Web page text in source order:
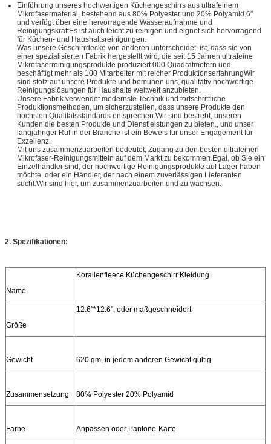
Einführung unseres hochwertigen Küchengeschirrs aus ultrafeinem
Mikrofasermaterial, bestehend aus 80% Polyester und 20% Polyamid.6"
und verfügt über eine hervorragende Wasseraufnahme und
ReinigungskraftEs ist auch leicht zu reinigen und eignet sich hervorragend
für Küchen- und Haushaltsreinigungen.
Was unsere Geschirrdecke von anderen unterscheidet, ist, dass sie von
einer spezialisierten Fabrik hergestellt wird, die seit 15 Jahren ultrafeine
Mikrofaserreinigungsprodukte produziert.000 Quadratmetern und
beschäftigt mehr als 100 Mitarbeiter mit reicher ProduktionserfahrungWir
sind stolz auf unsere Produkte und bemühen uns, qualitativ hochwertige
Reinigungslösungen für Haushalte weltweit anzubieten.
Unsere Fabrik verwendet modernste Technik und fortschrittliche
Produktionsmethoden, um sicherzustellen, dass unsere Produkte den
höchsten Qualitätsstandards entsprechen.Wir sind bestrebt, unseren
Kunden die besten Produkte und Dienstleistungen zu bieten., und unser
langjähriger Ruf in der Branche ist ein Beweis für unser Engagement für
Exzellenz.
Mit uns zusammenzuarbeiten bedeutet, Zugang zu den besten ultrafeinen
Mikrofaser-Reinigungsmitteln auf dem Markt zu bekommen.Egal, ob Sie ein
Einzelhändler sind, der hochwertige Reinigungsprodukte auf Lager haben
möchte, oder ein Händler, der nach einem zuverlässigen Lieferanten
sucht.Wir sind hier, um zusammenzuarbeiten und zu wachsen.
2. Spezifikationen:
Name
Korallenfleece Küchengeschirr Kleidung
Größe
12.6"*12.6", oder maßgeschneidert
Gewicht 620 gm, in jedem anderen Gewicht gültig
Zusammensetzung 80% Polyester 20% Polyamid
Farbe Anpassen oder Pantone-Karte